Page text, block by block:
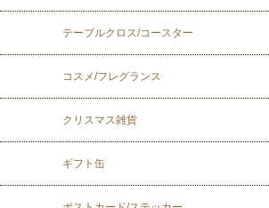
テーブルクロス/コースター
コスメ/フレグランス
クリスマス雑貨
ギフト缶